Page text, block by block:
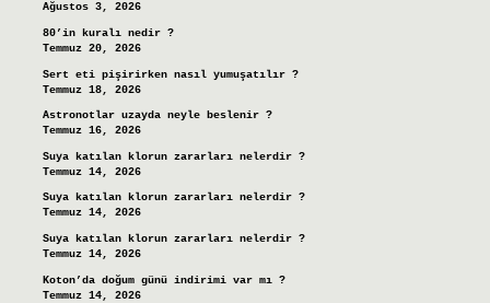
Ağustos 3, 2026
80’in kuralı nedir ?
Temmuz 20, 2026
Sert eti pişirirken nasıl yumuşatılır ?
Temmuz 18, 2026
Astronotlar uzayda neyle beslenir ?
Temmuz 16, 2026
Suya katılan klorun zararları nelerdir ?
Temmuz 14, 2026
Suya katılan klorun zararları nelerdir ?
Temmuz 14, 2026
Suya katılan klorun zararları nelerdir ?
Temmuz 14, 2026
Koton’da doğum günü indirimi var mı ?
Temmuz 14, 2026